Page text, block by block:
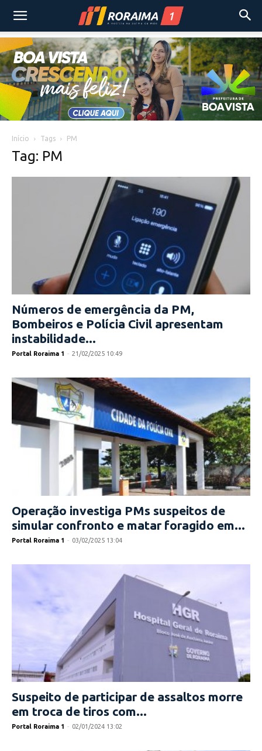
Início Tags PM
Tag: PM
Números de emergência da PM,
Bombeiros e Polícia Civil apresentam
instabilidade...
Portal Roraima 1 - 21/02/2025 10:49
Operação investiga PMs suspeitos de
simular confronto e matar foragido em...
Portal Roraima 1 - 03/02/2025 13:04
Suspeito de participar de assaltos morre
em troca de tiros com...
Portal Roraima 1 - 02/01/2024 13:02